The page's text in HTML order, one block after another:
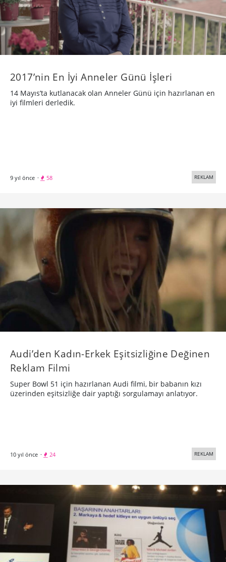
2017’nin En İyi Anneler Günü İşleri
14 Mayıs’ta kutlanacak olan Anneler Günü için hazırlanan en
iyi filmleri derledik.
9 yıl önce · 58 REKLAM
Audi’den Kadın-Erkek Eşitsizliğine Değinen
Reklam Filmi
Super Bowl 51 için hazırlanan Audi filmi, bir babanın kızı
üzerinden eşitsizliğe dair yaptığı sorgulamayı anlatıyor.
10 yıl önce · 24 REKLAM